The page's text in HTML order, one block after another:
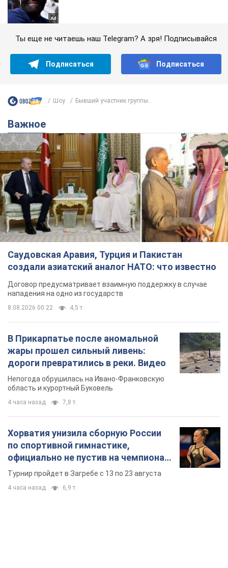
Ты еще не читаешь наш Telegram? А зря! Подписывайся
Подписаться Подписаться
Шоу Бывший участник группы...
Важное
Саудовская Аравия, Турция и Пакистан
создали азиатский аналог НАТО: что известно
Договор предусматривает взаимную поддержку в случае
нападения на одно из государств
8.08.2026 00:22 4,5 т.
В Прикарпатье после аномальной
жары прошел сильный ливень:
дороги превратились в реки. Видео
Непогода обрушилась на Ивано-Франковскую
область и курортный Буковель
4 часа назад 7,8 т.
Хорватия унизила сборную России
по спортивной гимнастике,
официально не пустив на чемпионат
Европы основных спортсменов
Турнир пройдет в Загребе с 13 по 23 августа
4 часа назад 6,9 т.